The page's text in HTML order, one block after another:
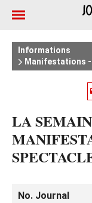
Informations
Manifestations
LA
No. Journal